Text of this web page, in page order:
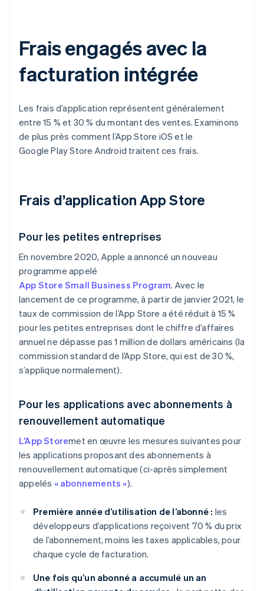
Frais engagés avec la
facturation intégrée
Les frais d’application représentent généralement
entre 15 % et 30 % du montant des ventes. Examinons
de plus près comment l’App Store iOS et le
Google Play Store Android traitent ces frais.
Frais d’application App Store
Pour les petites entreprises
En novembre 2020, Apple a annoncé un nouveau
programme appelé
App Store Small Business Program. Avec le
lancement de ce programme, à partir de janvier 2021, le
taux de commission de l’App Store a été réduit à 15 %
pour les petites entreprises dont le chiffre d’affaires
annuel ne dépasse pas 1 million de dollars américains (la
commission standard de l’App Store, qui est de 30 %,
s’applique normalement).
Pour les applications avec abonnements à
renouvellement automatique
L’App Storemet en œuvre les mesures suivantes pour
les applications proposant des abonnements à
renouvellement automatique (ci-après simplement
appelés « abonnements »).
Première année d’utilisation de l’abonné : les
développeurs d’applications reçoivent 70 % du prix
de l’abonnement, moins les taxes applicables, pour
chaque cycle de facturation.
Une fois qu’un abonné a accumulé un an